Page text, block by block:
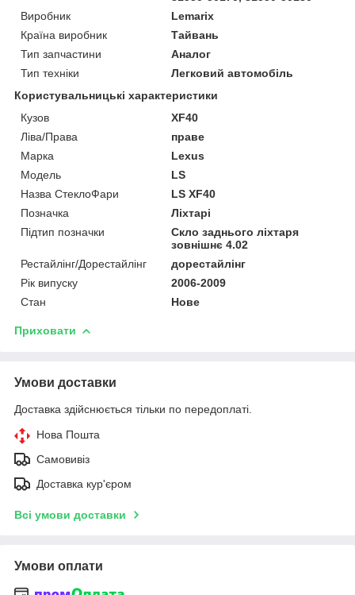
Виробник
Lemarix
Країна виробник
Тайвань
Тип запчастини
Аналог
Тип техніки
Легковий автомобіль
Користувальницькі характеристики
Кузов
XF40
Ліва/Права
праве
Марка
Lexus
Мoдель
LS
Назва СтеклоФари
LS XF40
Позначка
Ліхтарі
Підтип позначки
Скло заднього ліхтаря
зовнішнє 4.02
Рестайлінг/Дорестайлінг
дорестайлінг
Рік випуску
2006-2009
Стан
Нове
Приховати
Умови доставки
Доставка здійснюється тільки по передоплаті.
Нова Пошта
Самовивіз
Доставка кур'єром
Всі умови доставки
Умови оплати